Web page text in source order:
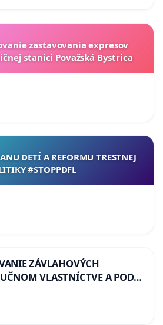
zastavovania expresov
stanici Považská Bystrica
DETÍ A REFORMU TRESTNEJ
#STOPPDFL
ZÁVLAHOVÝCH
VLASTNÍCTVE A POD
REPUBLIKY & žiadosť
stavu závlahových a
na Slovensku